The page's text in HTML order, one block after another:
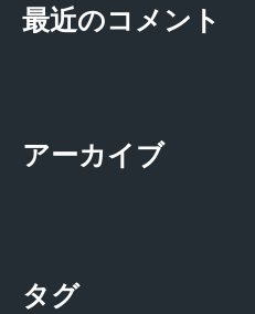
最近のコメント
アーカイブ
タグ